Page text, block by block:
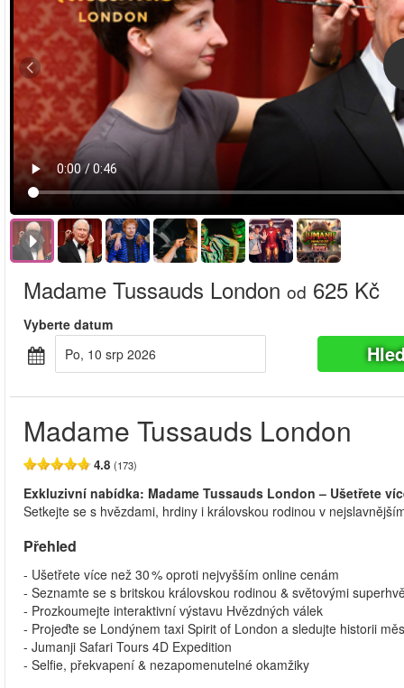
Madame Tussauds London od 625 Kč
Vyberte datum
Po, 10 srp 2026
Madame Tussauds London
4.8 (173)
Exkluzivní nabídka: Madame Tussauds London – Ušetřete
Setkejte se s hvězdami, hrdiny i královskou rodinou v
Přehled
- Ušetřete více než 30 % oproti nejvyšším online cenám
- Seznamte se s britskou královskou rodinou & světovými
- Prozkoumejte interaktivní výstavu Hvězdných válek
- Projeďte se Londýnem taxi Spirit of London a sledujte historii
- Jumanji Safari Tours 4D Expedition
- Selfie, překvapení & nezapomenutelné okamžiky